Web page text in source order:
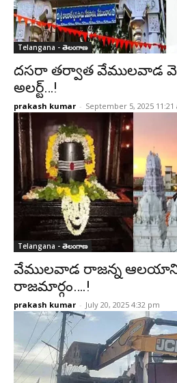
Telangana - తెలంగాణ
దసరా తర్వాత వేములవాడ వెళ్లే
అల‌ర్ట్‌…!
prakash kumar - September 5, 2025 11:21
Telangana - తెలంగాణ
వేములవాడ రాజన్న ఆలయానికి
రాజమార్గం….!
prakash kumar - July 20, 2025 4:32 pm